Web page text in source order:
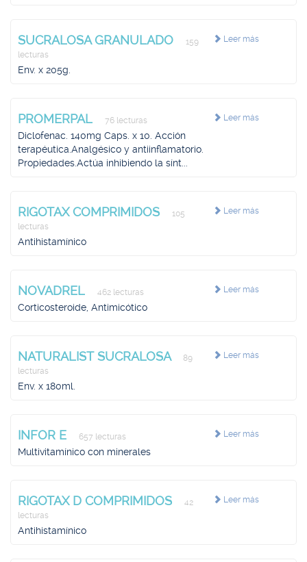
Leer más
SUCRALOSA GRANULADO
159
lecturas
Env. x 205g.
Leer más
PROMERPAL 76 lecturas
Diclofenac. 140mg Caps. x 10. Acción
terapéutica.Analgésico y antiinflamatorio.
Propiedades.Actúa inhibiendo la sínt...
Leer más
RIGOTAX COMPRIMIDOS
105
lecturas
Antihistamínico
Leer más
NOVADREL 462 lecturas
Corticosteroide, Antimicótico
Leer más
NATURALIST SUCRALOSA
89
lecturas
Env. x 180ml.
Leer más
INFOR E 657 lecturas
Multivitamínico con minerales
Leer más
RIGOTAX D COMPRIMIDOS
42
lecturas
Antihistamínico